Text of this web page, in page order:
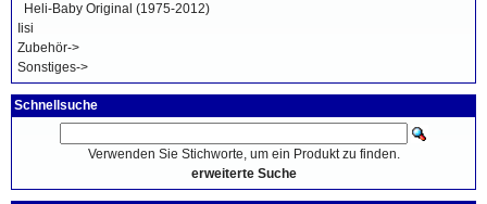
Heli-Baby Original (1975-2012)
Iisi
Zubehör->
Sonstiges->
Schnellsuche
Verwenden Sie Stichworte, um ein Produkt zu finden.
erweiterte Suche